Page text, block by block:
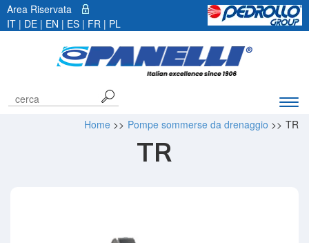
Area Riservata
IT | DE | EN | ES | FR | PL
di
TR
Pompe sommerse da drenaggio >>
Home >>
TR